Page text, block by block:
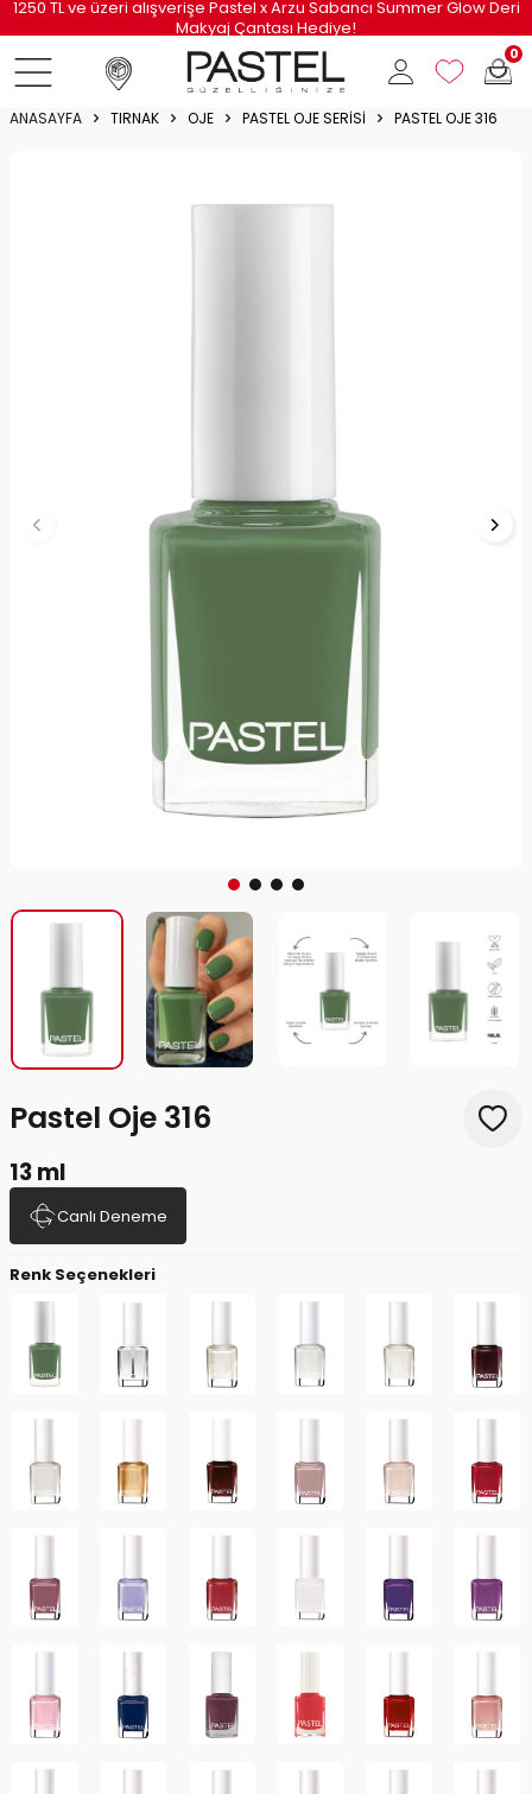
Glow Deri 750 TL ve Üzeri Siparişlerinize Özel Kargo
0
ANASAYFA TIRNAK OJE PASTEL OJE SERISI PASTEL OJE 316
Pastel Oje 316
13 ml
Canlı Deneme
Renk Seçenekleri